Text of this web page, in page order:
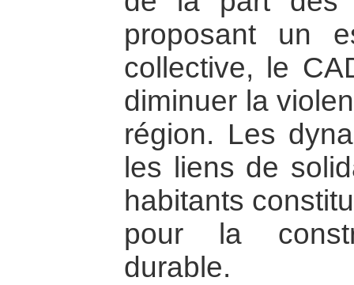
proposant un
collective, le
diminuer la
région. Les
les liens de
habitants
pour la
durable.